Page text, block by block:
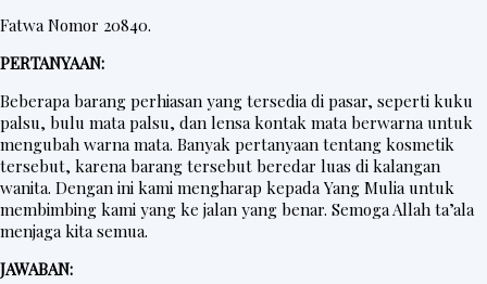
Fatwa Nomor 20840.
PERTANYAAN:
Beberapa barang perhiasan yang tersedia di pasar, seperti kuku
palsu, bulu mata palsu, dan lensa kontak mata berwarna untuk
mengubah warna mata. Banyak pertanyaan tentang kosmetik
tersebut, karena barang tersebut beredar luas di kalangan
wanita. Dengan ini kami mengharap kepada Yang Mulia untuk
membimbing kami yang ke jalan yang benar. Semoga Allah ta’ala
menjaga kita semua.
JAWABAN: